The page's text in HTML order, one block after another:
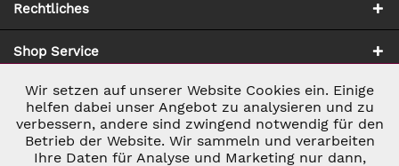
Rechtliches
Shop Service
Zahlung & Versand
Notwendig Aktiv
Marketing Inaktiv
Wir setzen auf unserer Website Cookies ein. Einige
helfen dabei unser Angebot zu analysieren und zu
verbessern, andere sind zwingend notwendig für den
Betrieb der Website. Wir sammeln und verarbeiten
Ihre Daten für Analyse und Marketing nur dann,